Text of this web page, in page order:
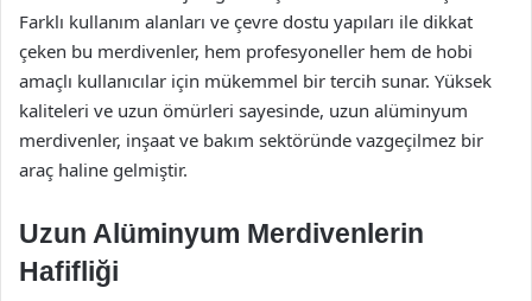
Farklı kullanım alanları ve çevre dostu yapıları ile dikkat
çeken bu merdivenler, hem profesyoneller hem de hobi
amaçlı kullanıcılar için mükemmel bir tercih sunar. Yüksek
kaliteleri ve uzun ömürleri sayesinde, uzun alüminyum
merdivenler, inşaat ve bakım sektöründe vazgeçilmez bir
araç haline gelmiştir.
Uzun Alüminyum Merdivenlerin
Hafifliği